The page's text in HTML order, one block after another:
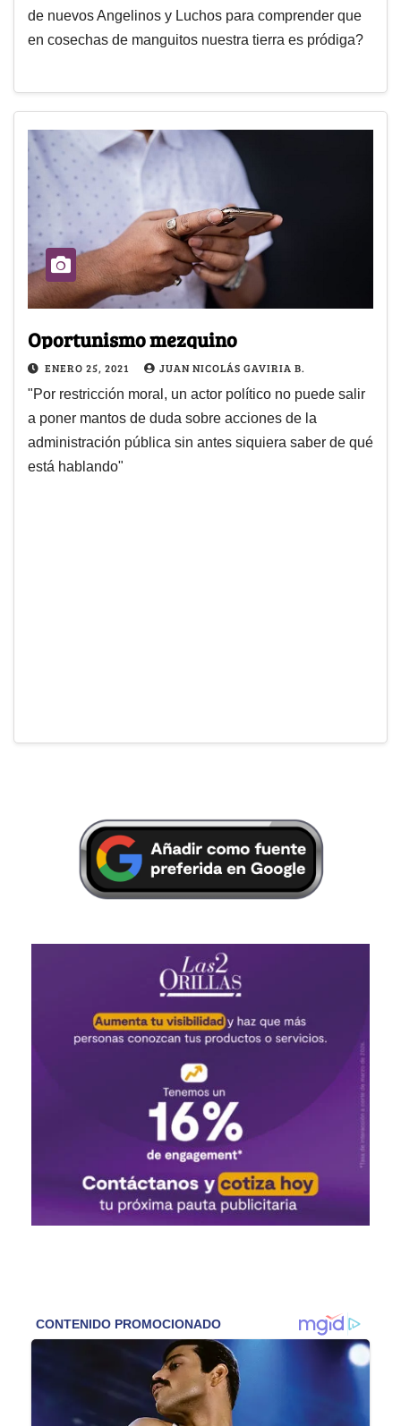
de nuevos Angelinos y Luchos para comprender que
en cosechas de manguitos nuestra tierra es pródiga?
Oportunismo mezquino
ENERO 25, 2021 JUAN NICOLÁS GAVIRIA B.
"Por restricción moral, un actor político no puede salir
a poner mantos de duda sobre acciones de la
administración pública sin antes siquiera saber de qué
está hablando"